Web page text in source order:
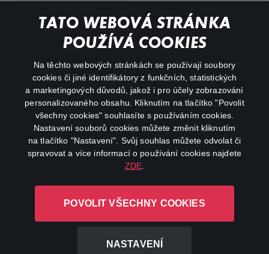
TATO WEBOVÁ STRÁNKA
POUŽÍVÁ COOKIES
Na těchto webových stránkách se používají soubory
cookies či jiné identifikátory z funkčních, statistických
a marketingových důvodů, jakož i pro účely zobrazování
personalizovaného obsahu. Kliknutím na tlačítko "Povolit
všechny cookies" souhlasíte s používáním cookies.
Nastavení souborů cookies můžete změnit kliknutím
na tlačítko "Nastavení". Svůj souhlas můžete odvolat či
spravovat a více informací o používání cookies najdete
ZDE
POVOLIT VŠECHNY COOKIES
NASTAVENÍ
My profile
facebookinstagram
youtube
L-1246 Luxembourg R.C.S.